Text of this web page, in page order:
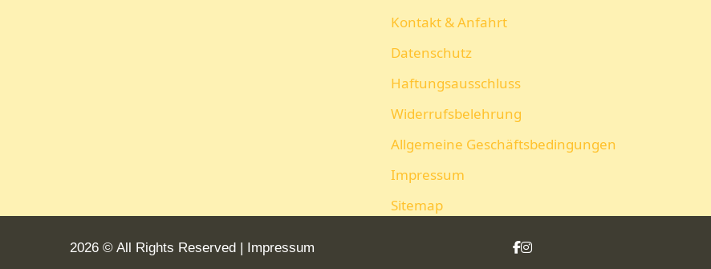
Kontakt & Anfahrt
Datenschutz
Haftungsausschluss
Widerrufsbelehrung
Allgemeine Geschäftsbedingungen
Impressum
Sitemap
2026 © All Rights Reserved Impressum